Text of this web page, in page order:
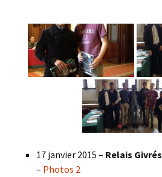
17 janvier 2015 – Relais Givrés
– Photos 2